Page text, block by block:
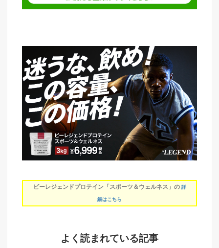
ビーレジェンドプロテイン「スポーツ＆ウェルネス」の 詳
細はこちら
よく読まれている記事